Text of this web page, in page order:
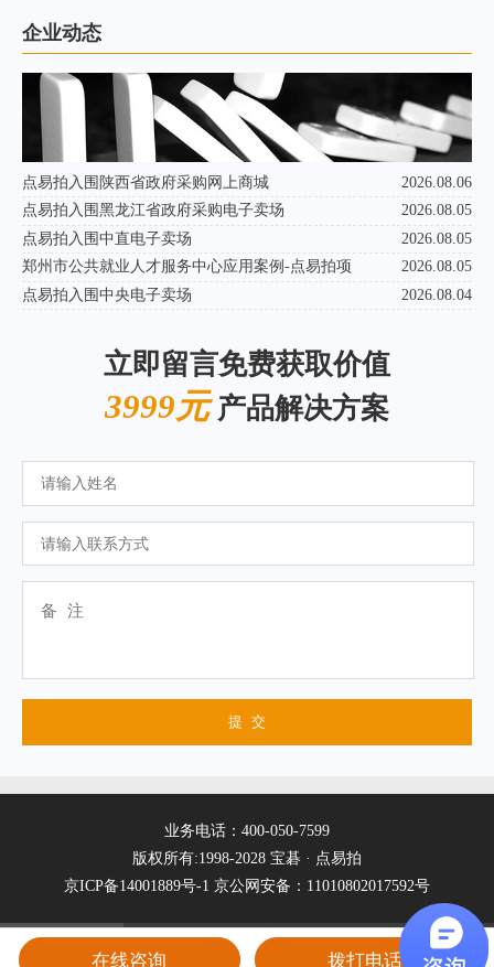
企业动态
点易拍入围陕西省政府采购网上商城
2026.08.06
点易拍入围黑龙江省政府采购电子卖场
2026.08.05
点易拍入围中直电子卖场
2026.08.05
郑州市公共就业人才服务中心应用案例-点易拍项
2026.08.05
点易拍入围中央电子卖场
2026.08.04
立即留言免费获取价值
3999元产品解决方案
业务电话：400-050-7599
版权所有:1998-2028 宝碁 · 点易拍
京ICP备14001889号-1 京公网安备：11010802017592号
在线咨询 拨打电话